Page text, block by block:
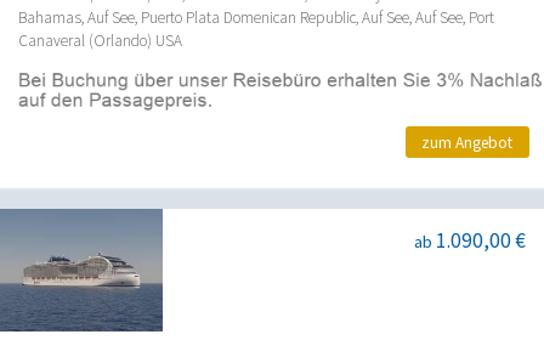
Bahamas, Auf See, Puerto Plata Domenican Republic, Auf See, Auf See, Port
Canaveral (Orlando) USA
zum Angebot
ab 1.090,00 €